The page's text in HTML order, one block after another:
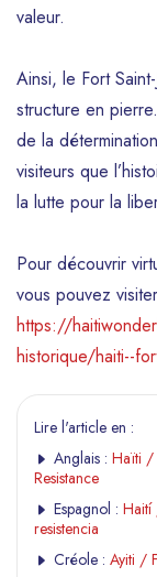
valeur.
Ainsi, le Fort
structure en
de la
visiteurs que
la lutte pour la
Pour découvrir
vous pouvez
https://
historique/haiti--
Lire l'article en :
Anglais : Haïti /
Resistance
Espagnol : Haití
resistencia
Créole : Ayiti /